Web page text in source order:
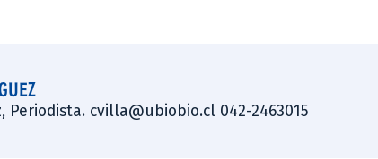
Periodista. cvilla@ubiobio.cl 042-2463015